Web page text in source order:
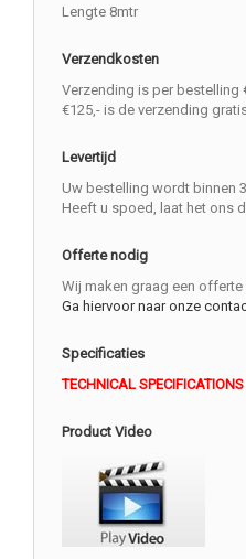
Lengte 8mtr
Verzendkosten
Verzending is per bestelling
€125,- is de verzending
Levertijd
Uw bestelling wordt binnen
Heeft u spoed, laat het ons
Offerte nodig
Wij maken graag een offerte
Ga hiervoor naar onze
Specificaties
TECHNICAL SPECIFICATIONS
Product Video